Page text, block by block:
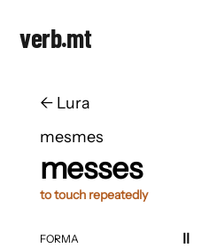
verb.mt
← ​​Lura
mesmes
messes
to touch repeatedly
FORMA
II